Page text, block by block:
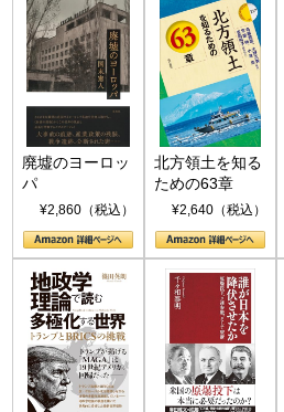
廃墟のヨーロッ
パ
¥2,860（税込）
北方領土を知る
ための63章
¥2,640（税込）